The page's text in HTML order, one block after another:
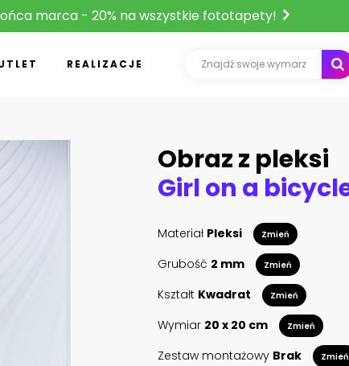
marca - 20% na wszystkie fototapety!
REALIZACJE
Obraz z pleksi
Materiał Pleksi Zmień
Grubość 2 mm Zmień
Kształt Kwadrat Zmień
Wymiar 20 x 20 cm Zmień
Zestaw montażowy Brak Zmień